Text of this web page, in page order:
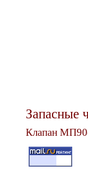
Запасные
Клапан